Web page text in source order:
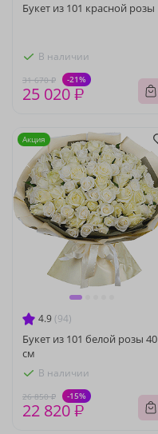
Букет из 101 красной розы
В наличии
31 670 ₽ -21%
25 020 ₽
4.9 (94)
Букет из 101 белой розы 40
см
В наличии
26 850 ₽ -15%
22 820 ₽
Акция